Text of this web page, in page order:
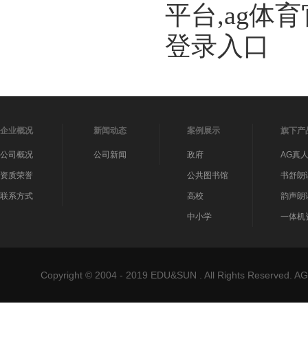
平台,ag体
登录入口
企业概况
公司概况
资质荣誉
联系方式
新闻动态
公司新闻
案例展示
政府
公共图书馆
高校
中小学
旗下产
AG真
书舒朗
韵声朗
一体机
Copyright © 2004 - 2019 EDU&SUN . All Rights Reserved.